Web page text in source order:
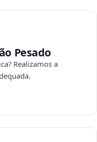
Pesado
Realizamos a